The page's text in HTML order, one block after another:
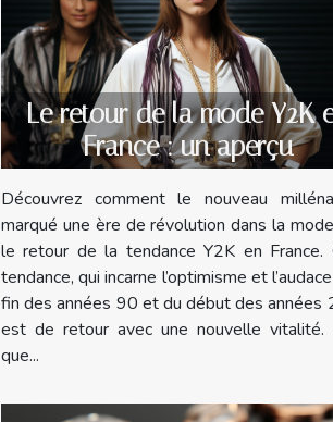
Le retour de la mode Y2K
France : un aperçu
Découvrez comment le nouveau
marqué une ère de révolution dans la
le retour de la tendance Y2K en France.
tendance, qui incarne l’optimisme et
fin des années 90 et du début des années
est de retour avec une nouvelle vitalité.
que...